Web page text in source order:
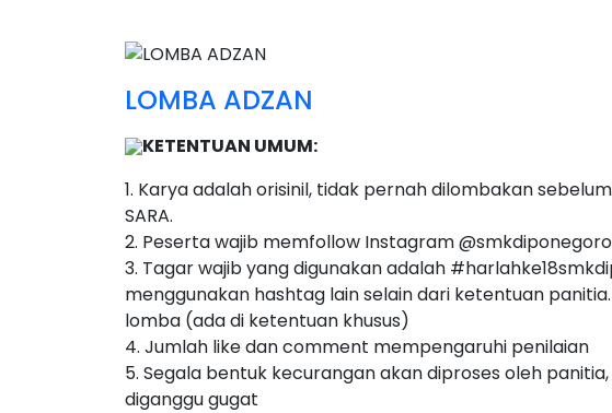
LOMBA ADZAN
KETENTUAN UMUM:
1. Karya adalah orisinil, tidak pernah dilombakan
SARA.
2. Peserta wajib memfollow Instagram
3. Tagar wajib yang digunakan adalah
menggunakan hashtag lain selain dari ketentuan
lomba (ada di ketentuan khusus)
4. Jumlah like dan comment mempengaruhi penilaian
5. Segala bentuk kecurangan akan diproses oleh
diganggu gugat